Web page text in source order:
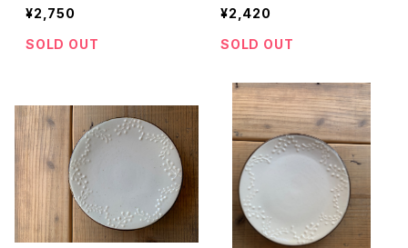
ん
¥2,750
SOLD OUT
¥2,420
SOLD OUT